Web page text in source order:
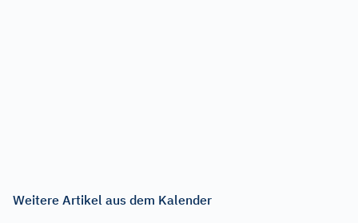
Weitere Artikel aus dem Kalender